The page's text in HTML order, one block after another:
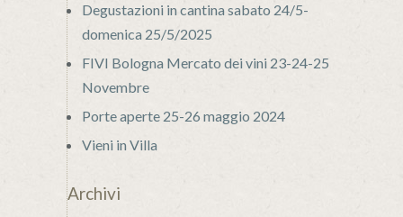
Degustazioni in cantina sabato 24/5-
domenica 25/5/2025
FIVI Bologna Mercato dei vini 23-24-25
Novembre
Porte aperte 25-26 maggio 2024
Vieni in Villa
Archivi